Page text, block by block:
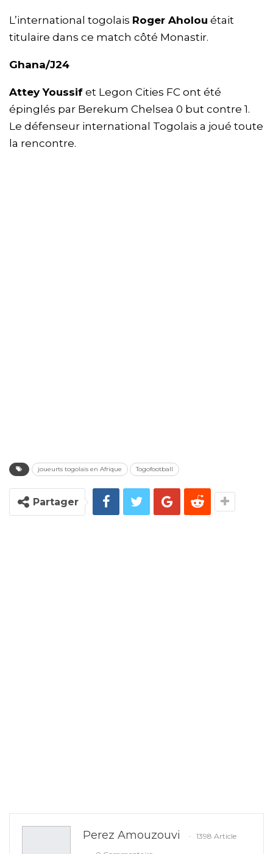
L’international togolais Roger Aholou était
titulaire dans ce match côté Monastir.
Ghana/J24
Attey Youssif et Legon Cities FC ont été
épinglés par Berekum Chelsea 0 but contre 1.
Le défenseur international Togolais a joué toute
la rencontre.
joueurts togolais en Afrique Togofootball
Partager
Perez Amouzouvi
1398 Article